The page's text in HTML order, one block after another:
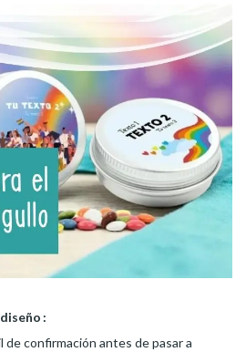
de confirmación antes de pasar a